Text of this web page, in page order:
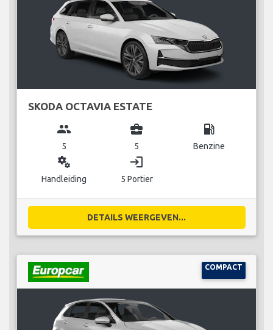
SKODA OCTAVIA ESTATE
group
5
business_center
5
local_gas_station
Benzine
miscellaneous_services
Handleiding
login
5 Portier
DETAILS WEERGEVEN...
COMPACT